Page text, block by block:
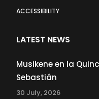
ACCESSIBILITY
LATEST NEWS
Musikene en la
Sebastián
30 July, 2026